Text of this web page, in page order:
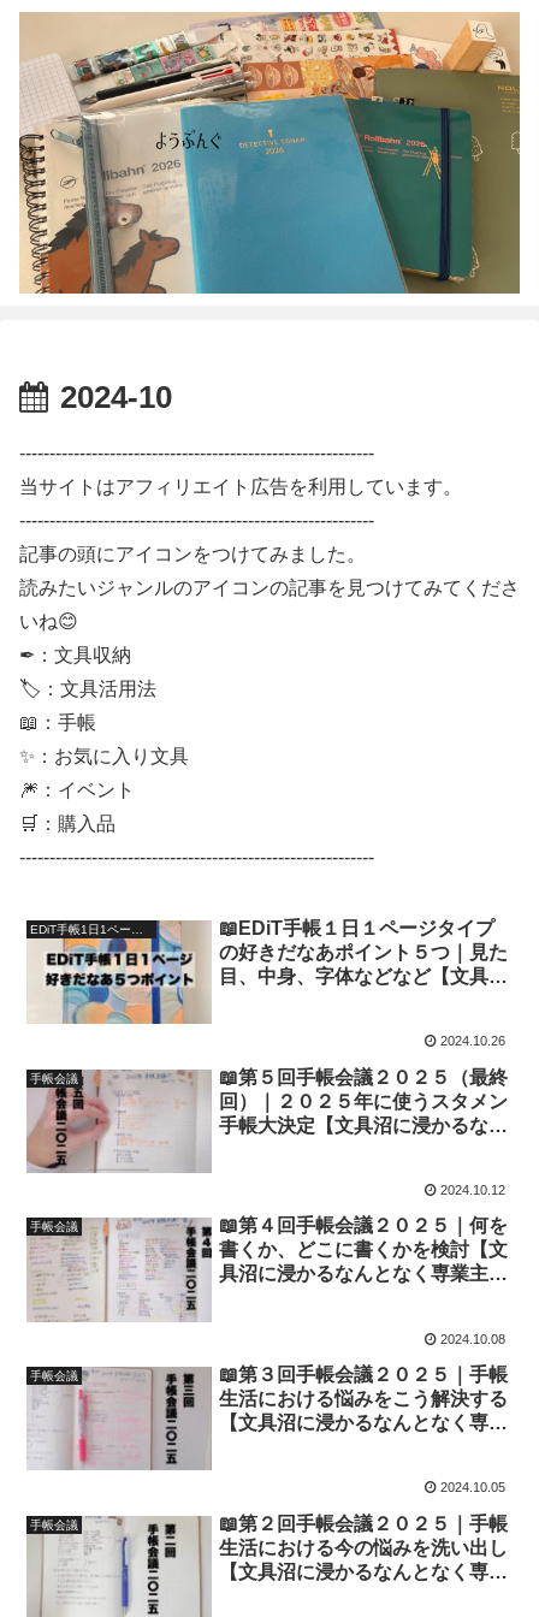
2024-10
-----------------------------------------------------------
当サイトはアフィリエイト広告を利用しています。
-----------------------------------------------------------
記事の頭にアイコンをつけてみました。
読みたいジャンルのアイコンの記事を見つけてみてくださ
いね😊
✒：文具収納
🏷：文具活用法
📖：手帳
✨：お気に入り文具
🎆：イベント
🛒：購入品
-----------------------------------------------------------
📖EDiT手帳１日１ページタイプ
の好きだなあポイント５つ｜見た
目、中身、字体などなど【文具沼
2024.10.26
手帳会議
📖第５回手帳会議２０２５（最終
回）｜２０２５年に使うスタメン
手帳大決定【文具沼に浸かるなん
2024.10.12
手帳会議
📖第４回手帳会議２０２５｜何を
書くか、どこに書くかを検討【文
具沼に浸かるなんとなく専業主婦
2024.10.08
手帳会議
📖第３回手帳会議２０２５｜手帳
生活における悩みをこう解決する
【文具沼に浸かるなんとなく専業
2024.10.05
手帳会議
📖第２回手帳会議２０２５｜手帳
生活における今の悩みを洗い出し
【文具沼に浸かるなんとなく専業